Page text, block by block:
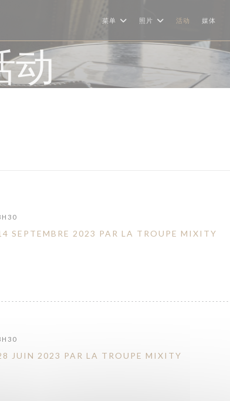
菜单 照片 活动 媒体
动
SEPTEMBRE 2023 PAR LA TROUPE MIXITY
JUIN 2023 PAR LA TROUPE MIXITY